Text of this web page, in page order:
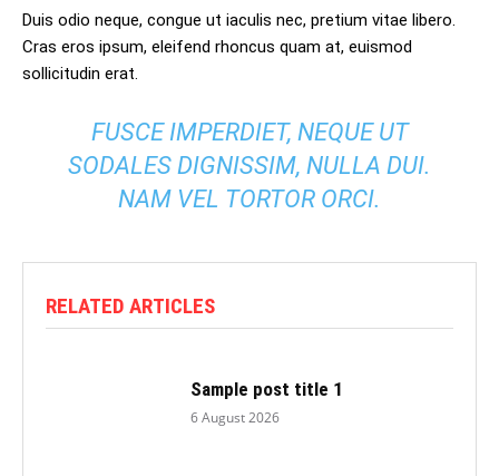
Duis odio neque, congue ut iaculis nec, pretium vitae libero.
Cras eros ipsum, eleifend rhoncus quam at, euismod
sollicitudin erat.
FUSCE IMPERDIET, NEQUE UT
SODALES DIGNISSIM, NULLA DUI.
NAM VEL TORTOR ORCI.
RELATED ARTICLES
Sample post title 1
6 August 2026